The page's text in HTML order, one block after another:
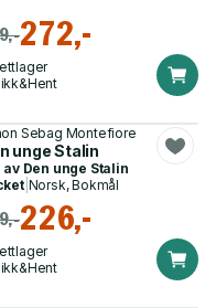
272,-
i historien
Sebag Montefiore
unge Stalin
av Den unge Stalin
| Norsk, Bokmål
226,-